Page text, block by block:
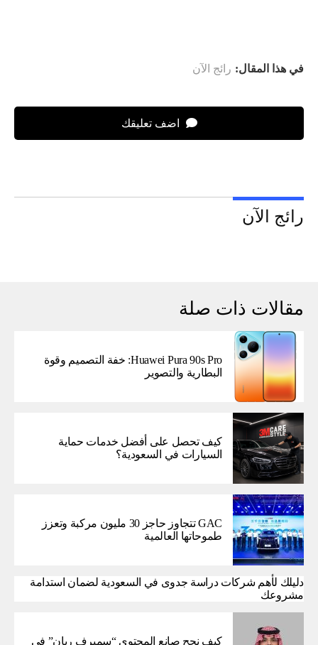
في هذا المقال: رائج الآن
اضف تعليقك
رائج الآن
مقالات ذات صلة
Huawei Pura 90s Pro: خفة التصميم وقوة
البطارية والتصوير
كيف تحصل على أفضل خدمات حماية
السيارات في السعودية؟
GAC تتجاوز حاجز 30 مليون مركبة وتعزز
طموحاتها العالمية
دليلك لأهم شركات دراسة جدوى في السعودية لضمان استدامة
مشروعك
كيف نجح صانع المحتوى “سميرف ريان” في